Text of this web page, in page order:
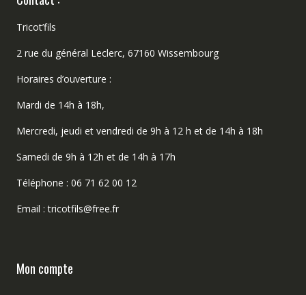
Tricot’fils
2 rue du général Leclerc, 67160 Wissembourg
Horaires d’ouverture :
Mardi de 14h à 18h,
Mercredi, jeudi et vendredi de 9h à 12 h et de 14h à 18h
Samedi de 9h à 12h et de 14h à 17h
Téléphone : 06 71 62 00 12
Email : tricotfils@free.fr
Mon compte